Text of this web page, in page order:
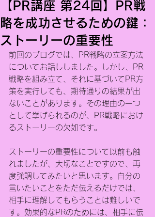
【PR講座 第24回】PR戦
略を成功させるための鍵：
ストーリーの重要性
前回のブログでは、PR戦略の立案方法
についてお話ししました。しかし、PR
戦略を組み立て、それに基づいてPR方
策を実行しても、期待通りの結果が出
ないことがあります。その理由の一つ
として挙げられるのが、PR戦略におけ
るストーリーの欠如です。
ストーリーの重要性について以前も触
れましたが、大切なことですので、再
度強調してみたいと思います。自分の
言いたいことをただ伝えるだけでは、
相手に理解してもらうことは難しいで
す。効果的なPRのためには、相手に伝